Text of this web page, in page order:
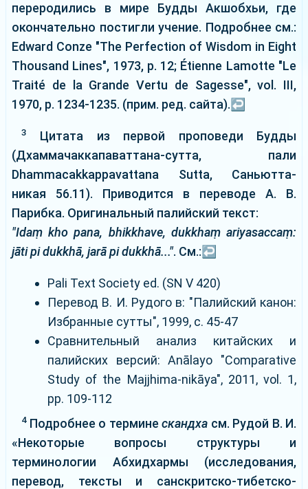
переродились в мире Будды Акшобхьи, где
окончательно постигли учение. Подробнее см.:
Edward Conze "The Perfection of Wisdom in Eight
Thousand Lines", 1973, p. 12; Étienne Lamotte "Le
Traité de la Grande Vertu de Sagesse", vol. III,
1970, p. 1234-1235. (прим. ред. сайта).↩
3
Цитата из первой проповеди Будды
(Дхаммачаккапаваттана-сутта, пали
Dhammacakkappavattana Sutta, Саньютта-
никая 56.11). Приводится в переводе А. В.
Парибка. Оригинальный палийский текст:
"Idaṃ kho pana, bhikkhave, dukkhaṃ ariyasaccaṃ:
jāti pi dukkhā, jarā pi dukkhā...". См.:↩
Pali Text Society ed. (SN V 420)
Перевод В. И. Рудого в: "Палийский канон:
Избранные сутты", 1999, с. 45-47
Сравнительный анализ китайских и
палийских версий: Anālayo "Comparative
Study of the Majjhima-nikāya", 2011, vol. 1,
pp. 109-112
4Подробнее о терминескандха см. Рудой В. И.
«Некоторые вопросы структуры и
терминологии Абхидхармы (исследования,
перевод, тексты и санскритско-тибетско-